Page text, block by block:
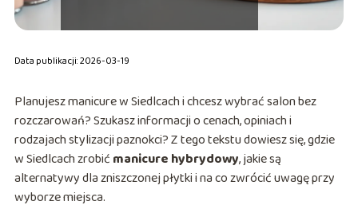
Data publikacji: 2026-03-19
Planujesz manicure w Siedlcach i chcesz wybrać salon bez
rozczarowań? Szukasz informacji o cenach, opiniach i
rodzajach stylizacji paznokci? Z tego tekstu dowiesz się, gdzie
w Siedlcach zrobić manicure hybrydowy, jakie są
alternatywy dla zniszczonej płytki i na co zwrócić uwagę przy
wyborze miejsca.